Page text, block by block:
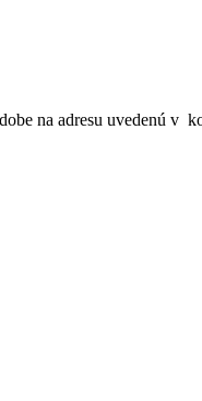
na adresu uvedenú v